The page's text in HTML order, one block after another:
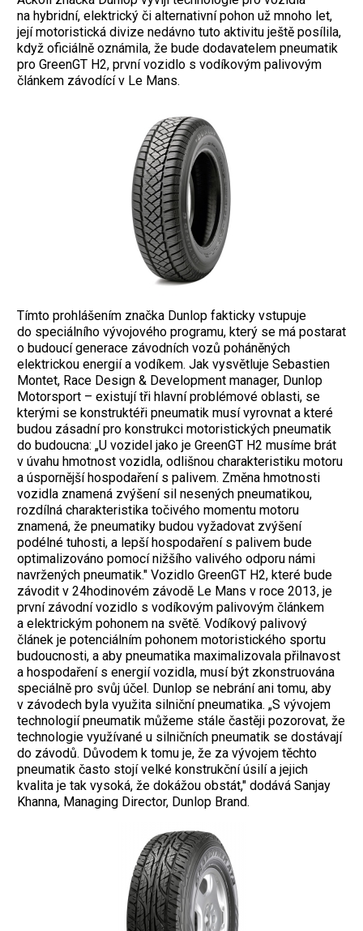
na hybridní, elektrický či alternativní pohon už mnoho let,
její motoristická divize nedávno tuto aktivitu ještě posílila,
když oficiálně oznámila, že bude dodavatelem pneumatik
pro GreenGT H2, první vozidlo s vodíkovým palivovým
článkem závodící v Le Mans.
Tímto prohlášením značka Dunlop fakticky vstupuje
do speciálního vývojového programu, který se má postarat
o budoucí generace závodních vozů poháněných
elektrickou energií a vodíkem. Jak vysvětluje Sebastien
Montet, Race Design & Development manager, Dunlop
Motorsport – existují tři hlavní problémové oblasti, se
kterými se konstruktéři pneumatik musí vyrovnat a které
budou zásadní pro konstrukci motoristických pneumatik
do budoucna: „U vozidel jako je GreenGT H2 musíme brát
v úvahu hmotnost vozidla, odlišnou charakteristiku motoru
a úspornější hospodaření s palivem. Změna hmotnosti
vozidla znamená zvýšení sil nesených pneumatikou,
rozdílná charakteristika točivého momentu motoru
znamená, že pneumatiky budou vyžadovat zvýšení
podélné tuhosti, a lepší hospodaření s palivem bude
optimalizováno pomocí nižšího valivého odporu námi
navržených pneumatik." Vozidlo GreenGT H2, které bude
závodit v 24hodinovém závodě Le Mans v roce 2013, je
první závodní vozidlo s vodíkovým palivovým článkem
a elektrickým pohonem na světě. Vodíkový palivový
článek je potenciálním pohonem motoristického sportu
budoucnosti, a aby pneumatika maximalizovala přilnavost
a hospodaření s energií vozidla, musí být zkonstruována
speciálně pro svůj účel. Dunlop se nebrání ani tomu, aby
v závodech byla využita silniční pneumatika. „S vývojem
technologií pneumatik můžeme stále častěji pozorovat, že
technologie využívané u silničních pneumatik se dostávají
do závodů. Důvodem k tomu je, že za vývojem těchto
pneumatik často stojí velké konstrukční úsilí a jejich
kvalita je tak vysoká, že dokážou obstát," dodává Sanjay
Khanna, Managing Director, Dunlop Brand.